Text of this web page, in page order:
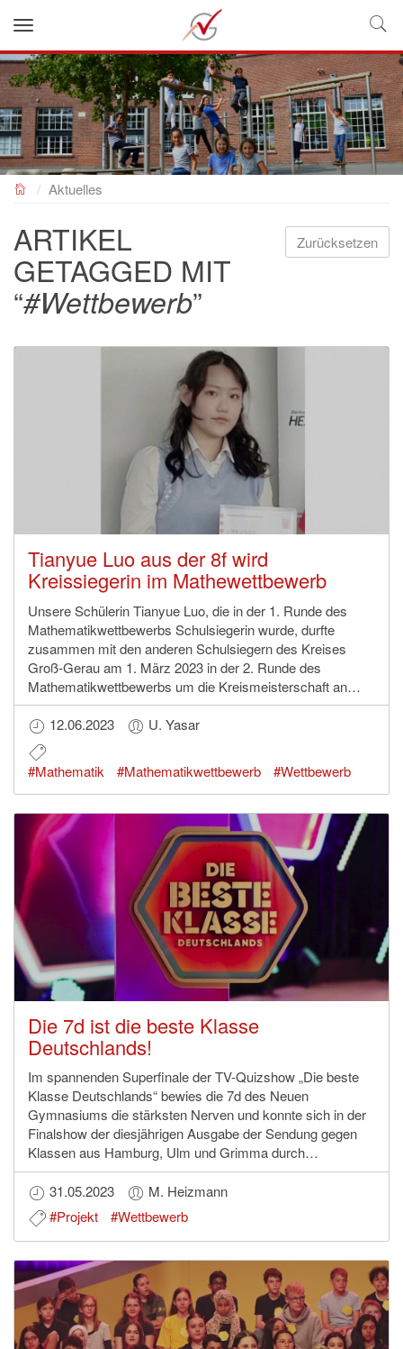
NEUES GYMNASIUM
Aktuelles
Zurücksetzen
ARTIKEL
GETAGGED MIT
“#Wettbewerb”
Tianyue Luo aus der 8f wird
Kreissiegerin im Mathewettbewerb
Unsere Schülerin Tianyue Luo, die in der 1. Runde des
Mathematikwettbewerbs Schulsiegerin wurde, durfte
zusammen mit den anderen Schulsiegern des Kreises
Groß-Gerau am 1. März 2023 in der 2. Runde des
Mathematikwettbewerbs um die Kreismeisterschaft an…
12.06.2023 U. Yasar
#Mathematik #Mathematikwettbewerb #Wettbewerb
Die 7d ist die beste Klasse
Deutschlands!
Im spannenden Superfinale der TV-Quizshow „Die beste
Klasse Deutschlands“ bewies die 7d des Neuen
Gymnasiums die stärksten Nerven und konnte sich in der
Finalshow der diesjährigen Ausgabe der Sendung gegen
Klassen aus Hamburg, Ulm und Grimma durch…
31.05.2023
M. Heizmann
#Projekt
#Wettbewerb